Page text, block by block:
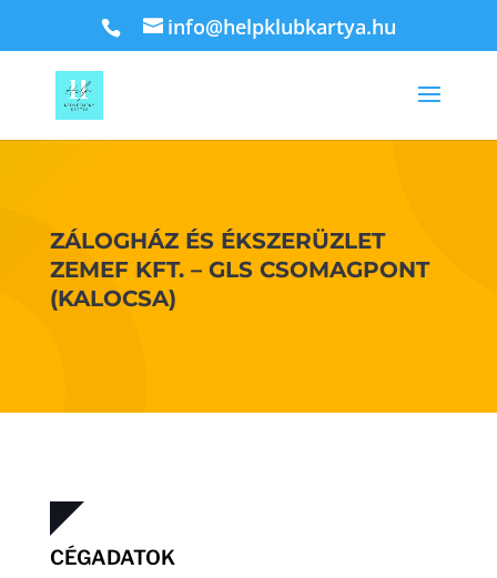
info@helpklubkartya.hu
ZÁLOGHÁZ ÉS ÉKSZERÜZLET
ZEMEF KFT. – GLS CSOMAGPONT
(KALOCSA)
CÉGADATOK